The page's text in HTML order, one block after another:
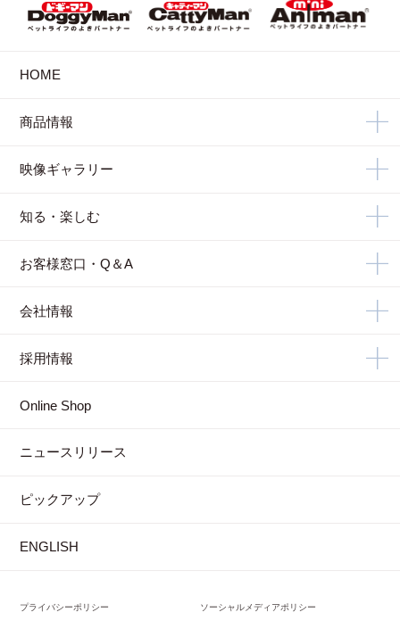
HOME
商品情報
映像ギャラリー
知る・楽しむ
お客様窓口・Q＆A
会社情報
採用情報
Online Shop
ニュースリリース
ピックアップ
ENGLISH
プライバシーポリシー ソーシャルメディアポリシー